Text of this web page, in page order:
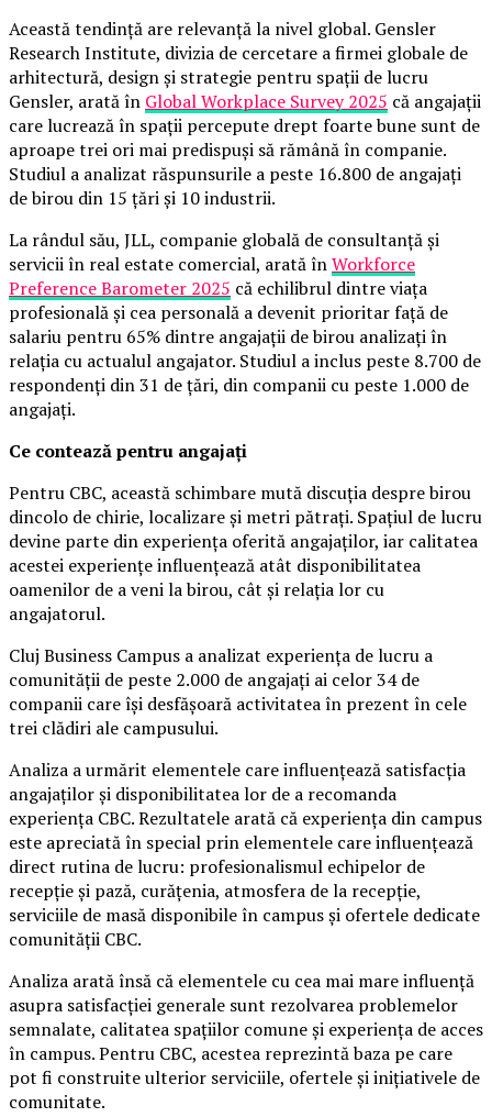
Această tendință are relevanță la nivel global. Gensler
Research Institute, divizia de cercetare a firmei globale de
arhitectură, design și strategie pentru spații de lucru
Gensler, arată în Global Workplace Survey 2025 că angajații
care lucrează în spații percepute drept foarte bune sunt de
aproape trei ori mai predispuși să rămână în companie.
Studiul a analizat răspunsurile a peste 16.800 de angajați
de birou din 15 țări și 10 industrii.
La rândul său, JLL, companie globală de consultanță și
servicii în real estate comercial, arată înWorkforce
Preference Barometer 2025 că echilibrul dintre viața
profesională și cea personală a devenit prioritar față de
salariu pentru 65% dintre angajații de birou analizați în
relația cu actualul angajator. Studiul a inclus peste 8.700 de
respondenți din 31 de țări, din companii cu peste 1.000 de
angajați.
Ce contează pentru angajați
Pentru CBC, această schimbare mută discuția despre birou
dincolo de chirie, localizare și metri pătrați. Spațiul de lucru
devine parte din experiența oferită angajaților, iar calitatea
acestei experiențe influențează atât disponibilitatea
oamenilor de a veni la birou, cât și relația lor cu
angajatorul.
Cluj Business Campus a analizat experiența de lucru a
comunității de peste 2.000 de angajați ai celor 34 de
companii care își desfășoară activitatea în prezent în cele
trei clădiri ale campusului.
Analiza a urmărit elementele care influențează satisfacția
angajaților și disponibilitatea lor de a recomanda
experiența CBC. Rezultatele arată că experiența din campus
este apreciată în special prin elementele care influențează
direct rutina de lucru: profesionalismul echipelor de
recepție și pază, curățenia, atmosfera de la recepție,
serviciile de masă disponibile în campus și ofertele dedicate
comunității CBC.
Analiza arată însă că elementele cu cea mai mare influență
asupra satisfacției generale sunt rezolvarea problemelor
semnalate, calitatea spațiilor comune și experiența de acces
în campus. Pentru CBC, acestea reprezintă baza pe care
pot fi construite ulterior serviciile, ofertele și inițiativele de
comunitate.